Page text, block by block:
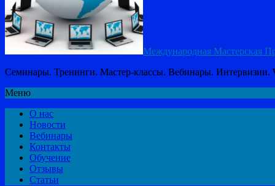
Международная Мастерская
Семинары. Тренинги. Мастер-классы. Вебинары. Интервизии.
Меню
О нас
Новости
Вебинары
Контакты
Обучение
Отзывы
Статьи